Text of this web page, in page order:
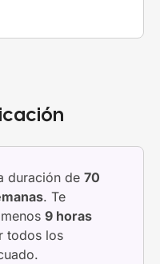
duración de 70
. Te
9 horas
todos los